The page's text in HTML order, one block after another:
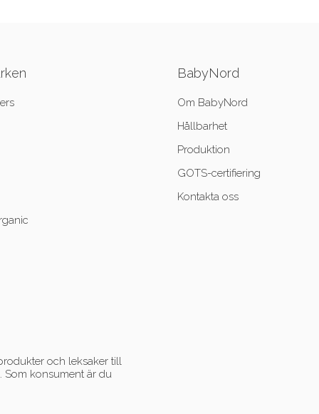
BabyNord
Om BabyNord
Hållbarhet
Produktion
GOTS-certifiering
Kontakta oss
och leksaker till
Som konsument är du